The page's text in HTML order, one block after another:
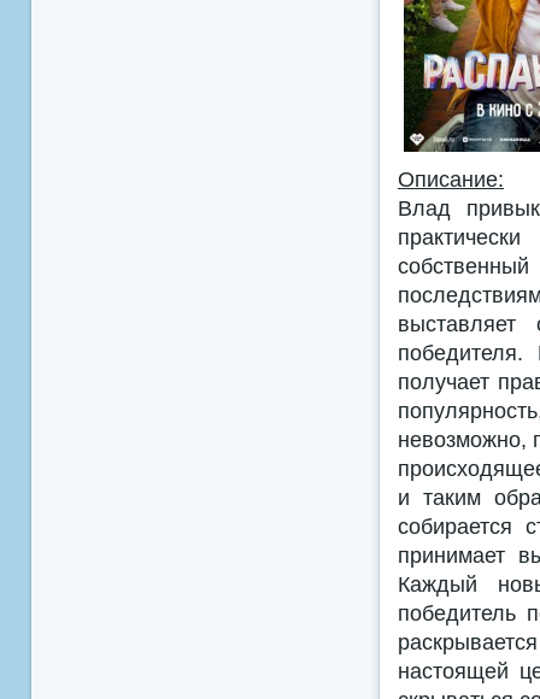
Описание:
Влад
получает
невозможно,
и таким
собирается
принимает
Каждый
победитель
настоящей